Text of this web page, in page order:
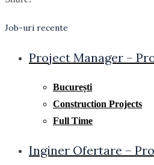
Job-uri recente
Project Manager –
București
Construction Projects
Full Time
Inginer Ofertare –